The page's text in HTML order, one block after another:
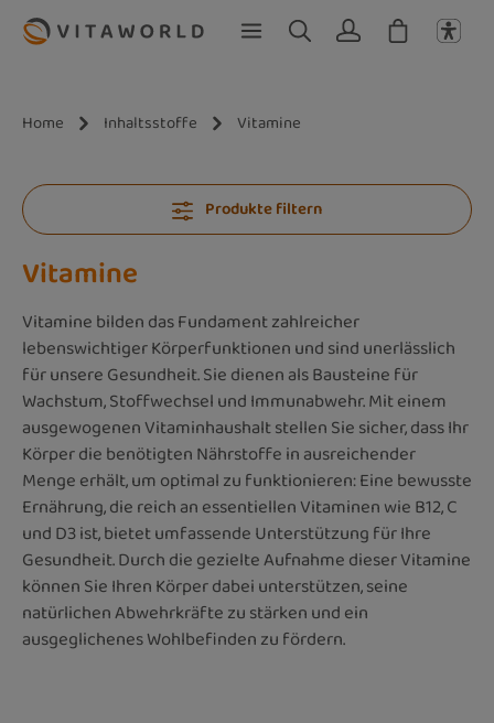
Zum Hauptinhalt springen
Home Inhaltsstoffe Vitamine
Produkte filtern
Vitamine
Vitamine bilden das Fundament zahlreicher
lebenswichtiger Körperfunktionen und sind unerlässlich
für unsere Gesundheit. Sie dienen als Bausteine für
Wachstum, Stoffwechsel und Immunabwehr. Mit einem
ausgewogenen Vitaminhaushalt stellen Sie sicher, dass Ihr
Körper die benötigten Nährstoffe in ausreichender
Menge erhält, um optimal zu funktionieren: Eine bewusste
Ernährung, die reich an essentiellen Vitaminen wie B12, C
und D3 ist, bietet umfassende Unterstützung für Ihre
Gesundheit. Durch die gezielte Aufnahme dieser Vitamine
können Sie Ihren Körper dabei unterstützen, seine
natürlichen Abwehrkräfte zu stärken und ein
ausgeglichenes Wohlbefinden zu fördern.